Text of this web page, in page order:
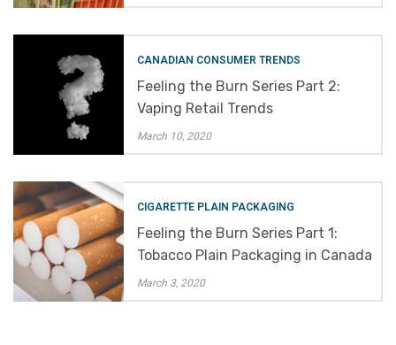
CANADIAN CONSUMER TRENDS
Feeling the Burn Series Part 2:
Vaping Retail Trends
March 10, 2020
CIGARETTE PLAIN PACKAGING
Feeling the Burn Series Part 1:
Tobacco Plain Packaging in Canada
March 3, 2020